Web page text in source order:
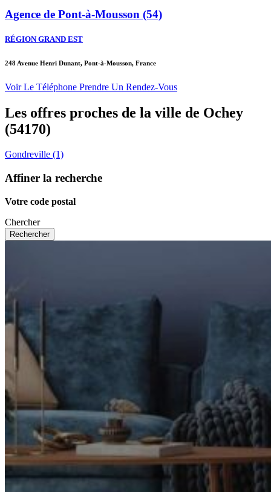
Agence de Pont-à-Mousson (54)
RÉGION GRAND EST
248 Avenue Henri Dunant, Pont-à-Mousson, France
Voir Le Téléphone Prendre Un Rendez-Vous
Les offres proches de la ville de Ochey
(54170)
Gondreville (1)
Affiner la recherche
Votre code postal
Chercher